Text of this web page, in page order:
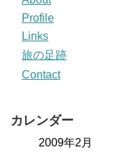
Profile
Links
旅の足跡
Contact
カレンダー
2009年2月